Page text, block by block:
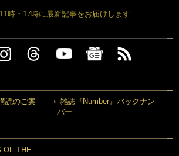
時・17時に最新記事をお届けします
読のご案
雑誌『Number』バックナン
バー
OF THE